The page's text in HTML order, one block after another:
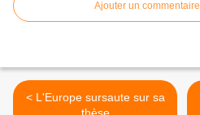
Ajouter un commentaire
< L'Europe sursaute sur sa